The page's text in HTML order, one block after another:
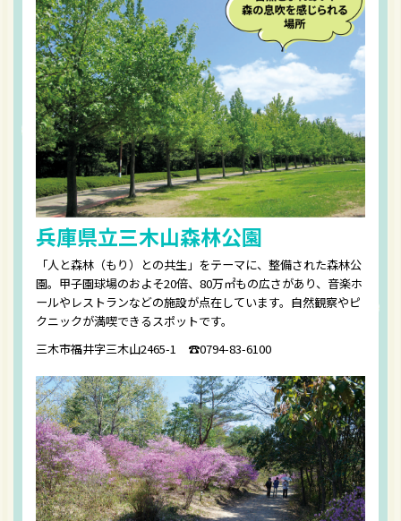
兵庫県立三木山森林公園
「人と森林（もり）との共生」をテーマに、整備された森林公
園。甲子園球場のおよそ20倍、80万㎡もの広さがあり、音楽ホ
ールやレストランなどの施設が点在しています。自然観察やピ
クニックが満喫できるスポットです。
三木市福井字三木山2465-1 ☎︎0794-83-6100